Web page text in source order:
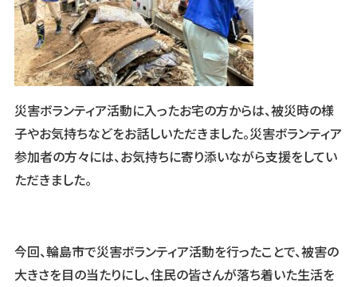
災害ボランティア活動に入ったお宅の方からは、被災時の様
子やお気持ちなどをお話しいただきました。災害ボランティア
参加者の方々には、お気持ちに寄り添いながら支援をしてい
ただきました。
今回、輪島市で災害ボランティア活動を行ったことで、被害の
大きさを目の当たりにし、住民の皆さんが落ち着いた生活を